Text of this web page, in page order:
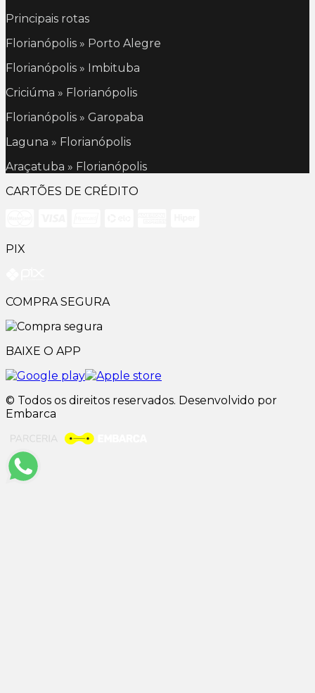
Principais rotas
Florianópolis » Porto Alegre
Florianópolis » Imbituba
Criciúma » Florianópolis
Florianópolis » Garopaba
Laguna » Florianópolis
Araçatuba » Florianópolis
CARTÕES DE CRÉDITO
PIX
COMPRA SEGURA
BAIXE O APP
© Todos os direitos reservados. Desenvolvido por
Embarca